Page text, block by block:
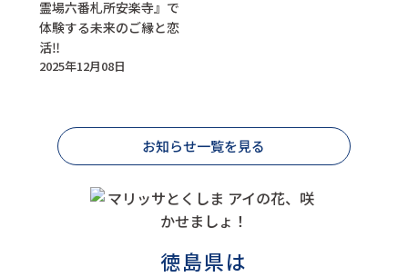
霊場六番札所安楽寺』で
体験する未来のご縁と恋
活‼
2025年12月08日
お知らせ一覧を見る
徳島県は